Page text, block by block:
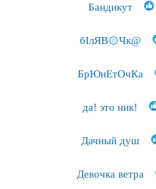
Бандикут
бІлЯВ۞Чк@
БрЮнЕтОчКа
да! это ник!
Дачный душ
Девочка ветра